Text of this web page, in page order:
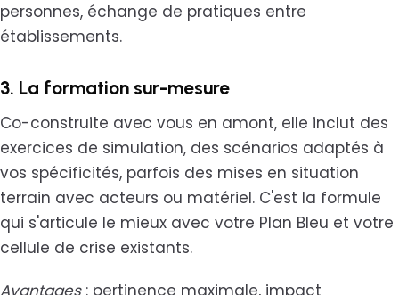
personnes, échange de pratiques entre
établissements.
3. La formation sur-mesure
Co-construite avec vous en amont, elle inclut des
exercices de simulation, des scénarios adaptés à
vos spécificités, parfois des mises en situation
terrain avec acteurs ou matériel. C'est la formule
qui s'articule le mieux avec votre Plan Bleu et votre
cellule de crise existants.
Avantages: pertinence maximale, impact